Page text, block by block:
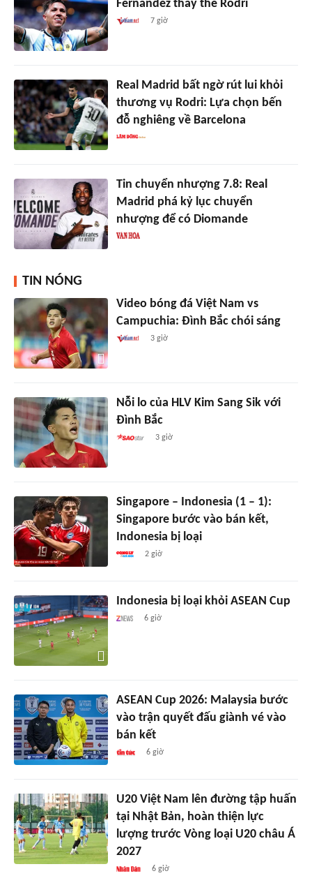
Fernandez thay thế Rodri
7 giờ
Real Madrid bất ngờ rút lui khỏi
thương vụ Rodri: Lựa chọn bến
đỗ nghiêng về Barcelona
Tin chuyển nhượng 7.8: Real
Madrid phá kỷ lục chuyển
nhượng để có Diomande
TIN NÓNG
Video bóng đá Việt Nam vs
Campuchia: Đình Bắc chói sáng
3 giờ
Nỗi lo của HLV Kim Sang Sik với
Đình Bắc
3 giờ
Singapore – Indonesia (1 – 1):
Singapore bước vào bán kết,
Indonesia bị loại
2 giờ
Indonesia bị loại khỏi ASEAN Cup
6 giờ
ASEAN Cup 2026: Malaysia bước
vào trận quyết đấu giành vé vào
bán kết
6 giờ
U20 Việt Nam lên đường tập huấn
tại Nhật Bản, hoàn thiện lực
lượng trước Vòng loại U20 châu Á
2027
6 giờ